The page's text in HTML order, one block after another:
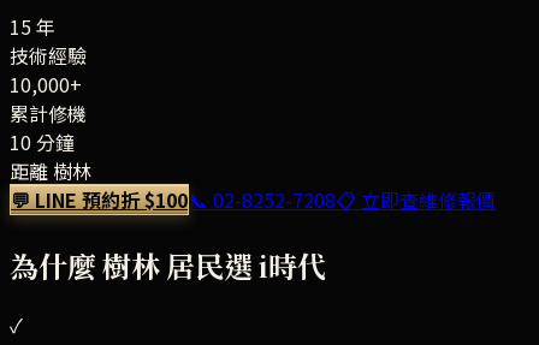
15 年
技術經驗
10,000+
累計修機
10 分鐘
距離 樹林
💬 LINE 預約折 $100📞 02-8252-7208📋 立即查維修報價
為什麼樹林居民選 i時代
✓